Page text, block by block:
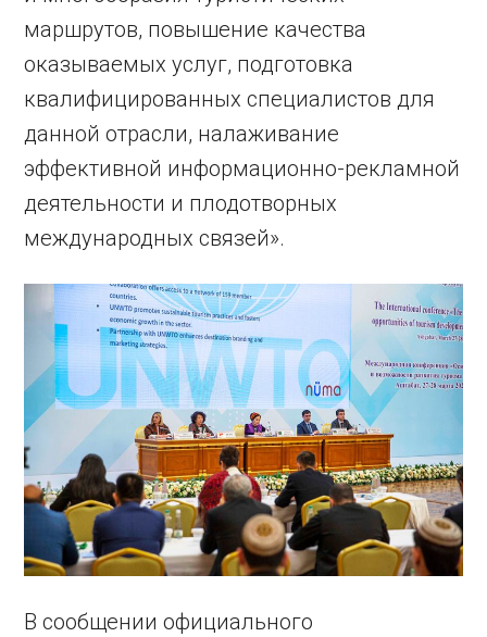
маршрутов, повышение качества
оказываемых услуг, подготовка
квалифицированных специалистов для
данной отрасли, налаживание
эффективной информационно-рекламной
деятельности и плодотворных
международных связей».
В сообщении официального